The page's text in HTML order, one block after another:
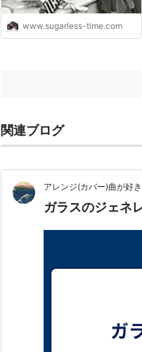
www.sugarless-time.com
関連ブログ
アレンジ(カバー)曲が好
ガラスのジェネ